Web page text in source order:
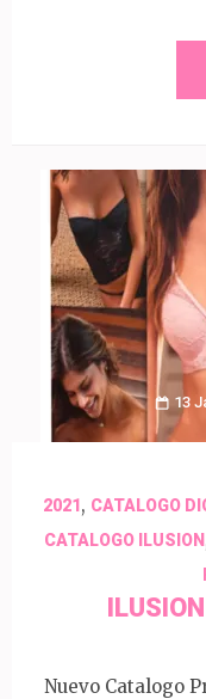
13
2021, CATALOGO
CATALOGO ILUSION
Nuevo Catalogo